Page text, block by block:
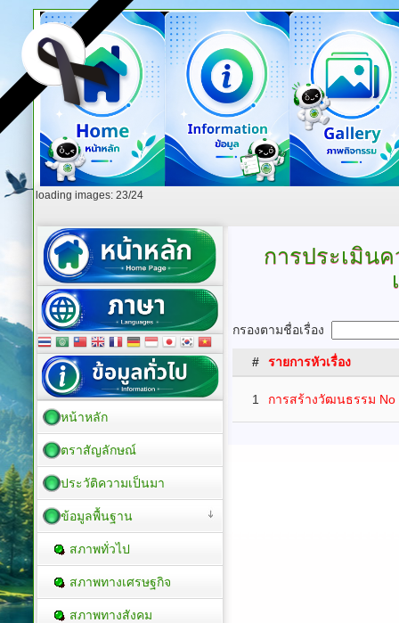
loading images: 23/24
การประเมิน
กรองตามชื่อเรื่อง
# รายการหัวเรื่อง
1
การสร้างวัฒนธรรม No
หน้าหลัก
ตราสัญลักษณ์
ประวัติความเป็นมา
ข้อมูลพื้นฐาน
สภาพทั่วไป
สภาพทางเศรษฐกิจ
สภาพทางสังคม